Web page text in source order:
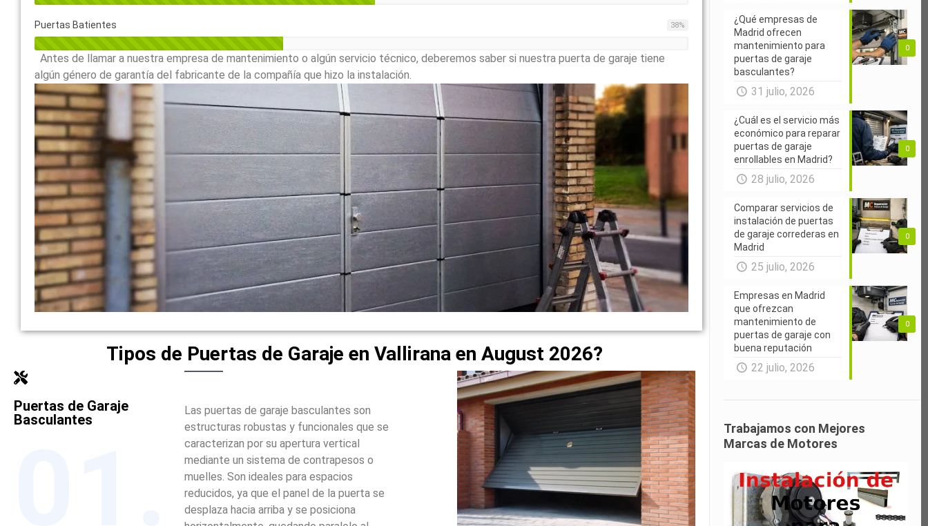
Puertas Batientes 38%
Antes de llamar a nuestra empresa de mantenimiento o algún servicio técnico, deberemos saber si nuestra puerta de garaje tiene
algún género de garantía del fabricante de la compañía que hizo la instalación.
Tipos de Puertas de Garaje en Vallirana en August 2026?
Puertas de Garaje
Basculantes
Las puertas de garaje basculantes son
estructuras robustas y funcionales que se
caracterizan por su apertura vertical
mediante un sistema de contrapesos o
muelles. Son ideales para espacios
reducidos, ya que el panel de la puerta se
desplaza hacia arriba y se posiciona
0
¿Qué empresas de
Madrid ofrecen
mantenimiento para
puertas de garaje
basculantes?
31 julio, 2026
0
¿Cuál es el servicio más
económico para reparar
puertas de garaje
enrollables en Madrid?
28 julio, 2026
0
Comparar servicios de
instalación de puertas
de garaje correderas en
Madrid
25 julio, 2026
0
Empresas en Madrid
que ofrezcan
mantenimiento de
puertas de garaje con
buena reputación
22 julio, 2026
Trabajamos con Mejores
Marcas de Motores